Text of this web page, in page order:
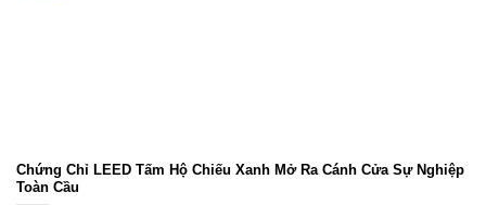
Chứng Chỉ LEED Tấm Hộ Chiếu Xanh Mở Ra Cánh Cửa Sự Nghiệp
Toàn Cầu